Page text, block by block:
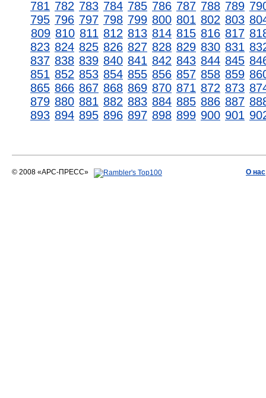
781 782 783 784 785 786 787 788 789
795 796 797 798 799 800 801 802 803
809 810 811 812 813 814 815 816 817
823 824 825 826 827 828 829 830 831
837 838 839 840 841 842 843 844 845
851 852 853 854 855 856 857 858 859
865 866 867 868 869 870 871 872 873
879 880 881 882 883 884 885 886 887
893 894 895 896 897 898 899 900 901
© 2008 «АРС-ПРЕСС» О нас